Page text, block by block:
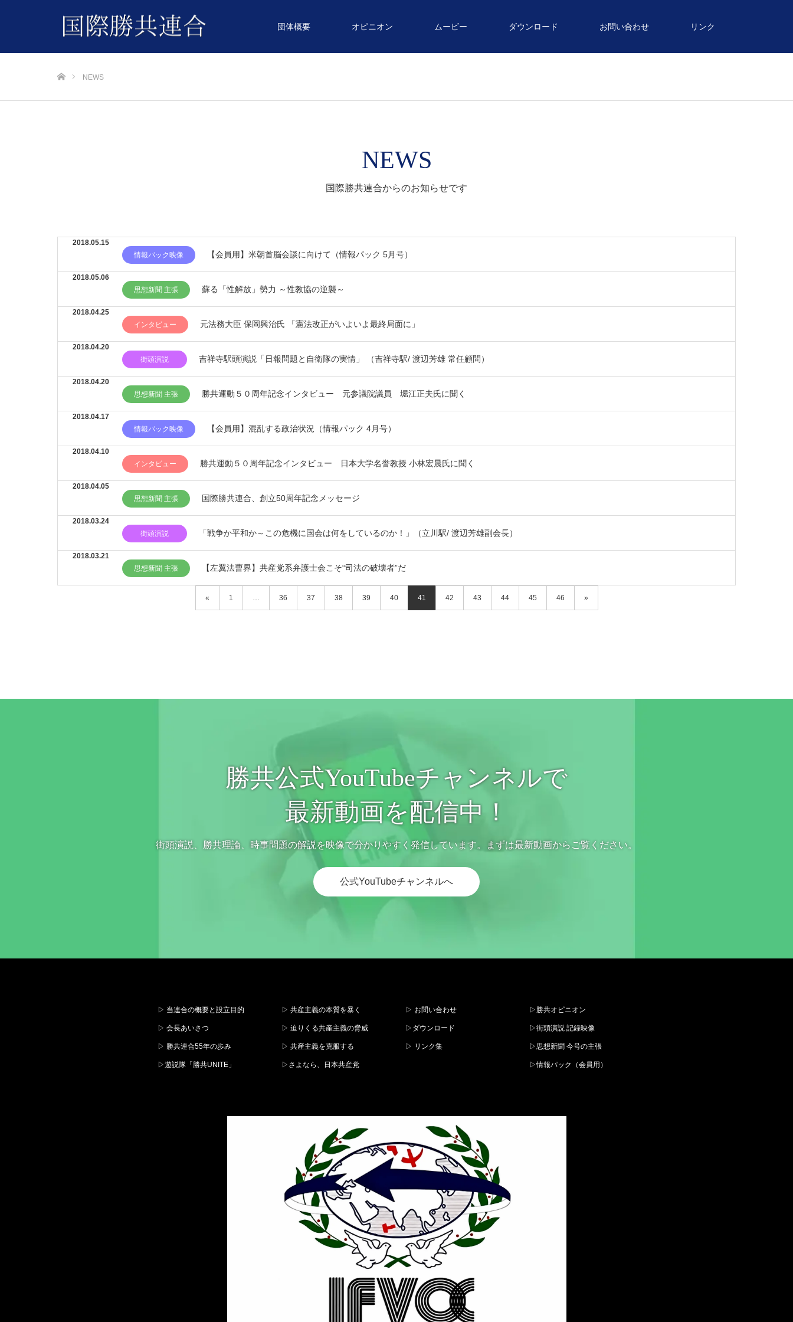
団体概要 オピニオン ムービー ダウンロード お問い合わせ リンク
NEWS
NEWS
国際勝共連合からのお知らせです
2018.05.15
情報パック映像
【会員用】米朝首脳会談に向けて（情報パック 5月号）
2018.05.06
思想新聞 主張
蘇る「性解放」勢力 ～性教協の逆襲～
2018.04.25
インタビュー
元法務大臣 保岡興治氏 「憲法改正がいよいよ最終局面に」
2018.04.20
街頭演説
吉祥寺駅頭演説「日報問題と自衛隊の実情」 （吉祥寺駅/ 渡辺芳雄 常任顧問）
2018.04.20
思想新聞 主張
勝共運動５０周年記念インタビュー 元参議院議員 堀江正夫氏に聞く
2018.04.17
情報パック映像
【会員用】混乱する政治状況（情報パック 4月号）
2018.04.10
インタビュー
勝共運動５０周年記念インタビュー 日本大学名誉教授 小林宏晨氏に聞く
2018.04.05
思想新聞 主張
国際勝共連合、創立50周年記念メッセージ
2018.03.24
街頭演説
「戦争か平和か～この危機に国会は何をしているのか！」（立川駅/ 渡辺芳雄副会長）
2018.03.21
思想新聞 主張
【左翼法曹界】共産党系弁護士会こそ“司法の破壊者”だ
« 1 … 36 37 38 39 40 41 42 43 44 45 46 »
勝共公式YouTubeチャンネルで
最新動画を配信中！
街頭演説、勝共理論、時事問題の解説を映像で分かりやすく発信しています。まずは最新動画からご覧ください。
公式YouTubeチャンネルへ
▷ 当連合の概要と設立目的
▷ 会長あいさつ
▷ 勝共連合55年の歩み
▷遊説隊「勝共UNITE」
▷ 共産主義の本質を暴く
▷ 迫りくる共産主義の脅威
▷ 共産主義を克服する
▷さよなら、日本共産党
▷ お問い合わせ
▷ダウンロード
▷ リンク集
▷勝共オピニオン
▷街頭演説 記録映像
▷思想新聞 今号の主張
▷情報パック（会員用）